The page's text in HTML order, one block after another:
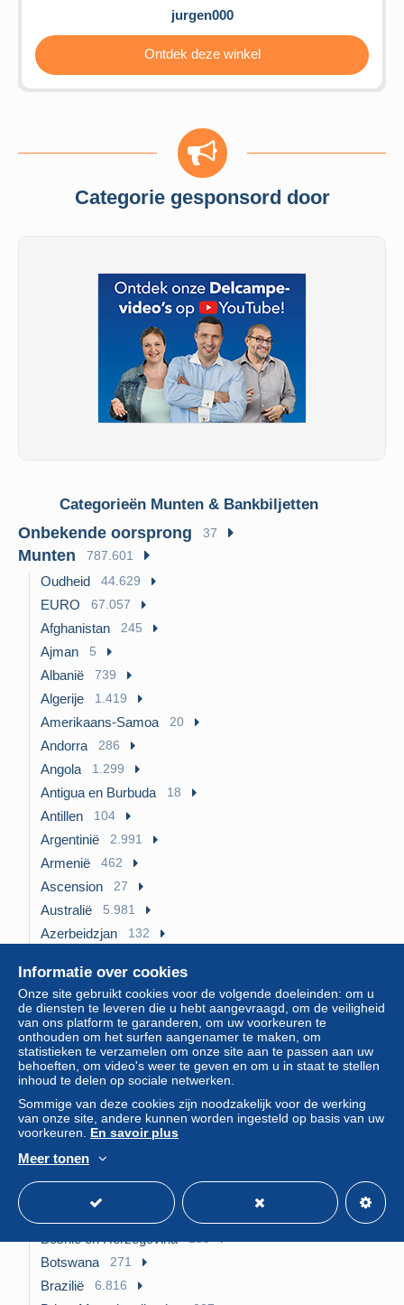
Categorieën Munten & Bankbiljetten
Onbekende oorsprong 37
Munten 787.601
Oudheid 44.629
EURO 67.057
Afghanistan 245
Ajman 5
Albanië 739
Algerije 1.419
Amerikaans-Samoa 20
Andorra 286
Angola 1.299
Antigua en Burbuda 18
Antillen 104
Argentinië 2.991
Armenië 462
Ascension 27
Australië 5.981
Azerbeidzjan 132
Bahama's 507
Bahrein 428
Bangladesh 228
Barbados 574
België 19.206
Belize 325
Benin 21
Bhutan
Bosnië en Herzegovina
Botswana 271
Brazilië 6.816
jurgen000
Ontdek deze winkel
Categorie gesponsord door
Informatie over cookies
Onze site gebruikt cookies voor de volgende doeleinden: om u
de diensten te leveren die u hebt aangevraagd, om de veiligheid
van ons platform te garanderen, om uw voorkeuren te
onthouden om het surfen aangenamer te maken, om
statistieken te verzamelen om onze site aan te passen aan uw
behoeften, om video's weer te geven en om u in staat te stellen
inhoud te delen op sociale netwerken.
Sommige van deze cookies zijn noodzakelijk voor de werking
van onze site, andere kunnen worden ingesteld op basis van uw
voorkeuren. En savoir plus
Meer tonen